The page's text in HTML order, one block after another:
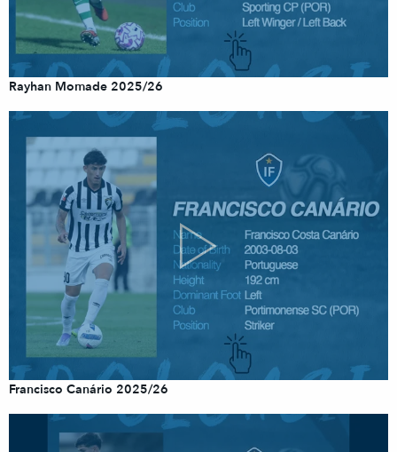
Rayhan Momade 2025/26
Francisco Canário 2025/26